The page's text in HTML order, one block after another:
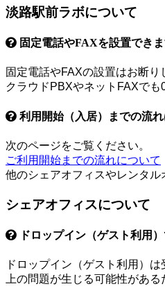
淡路駅前ラボについて
固定電話やFAXを設置でき
固定電話やFAXの設置はお断
クラウドPBXやネットFAXで
利用開始（入居）までの流
次のページをご覧ください。
ご利用開始までの流れについて
他のシェアオフィスやレンタル
シェアオフィスについて
ドロップイン（ゲスト利用
ドロップイン（ゲスト利用）
上の問題が生じる可能性がある